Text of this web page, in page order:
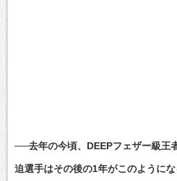
──去年の今頃、DEEPフェザー級王
迫選手はその後の1年がこのように